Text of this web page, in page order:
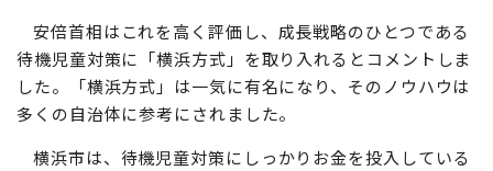
安倍首相はこれを高く評価し、成長戦略のひとつである
待機児童対策に「横浜方式」を取り入れるとコメントしま
した。「横浜方式」は一気に有名になり、そのノウハウは
多くの自治体に参考にされました。
横浜市は、待機児童対策にしっかりお金を投入している